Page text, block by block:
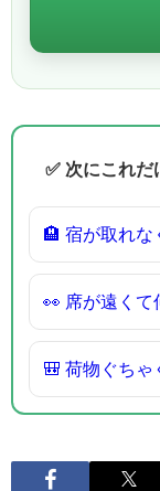
✅ 次にこれだ
🏨 宿が取れな
👀 席が遠くて
🎒 荷物ぐちゃ